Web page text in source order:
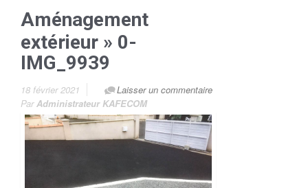
Aménagement
extérieur » 0-
IMG_9939
18 février 2021
Laisser un commentaire
ParAdministrateur KAFECOM